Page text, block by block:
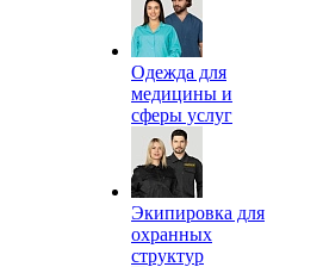
Одежда для
медицины и
сферы услуг
Экипировка для
охранных
структур